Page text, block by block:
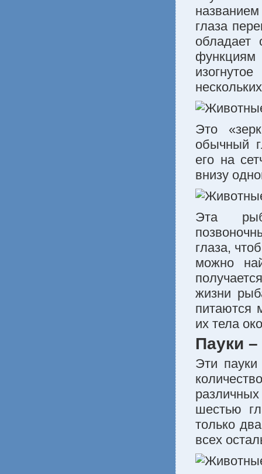
глаза
обладает
Это
обычный
его на
внизу
Эта
глаза,
можно
жизни
питаются
их тела
Пауки
Эти
шестью
только
всех